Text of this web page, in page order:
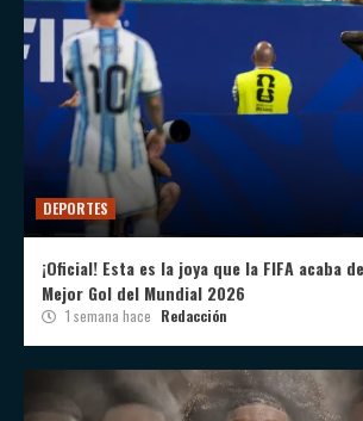
DEPORTES
¡Oficial! Esta es la joya que la FIFA acaba
Mejor Gol del Mundial 2026
1 semana hace Redacción